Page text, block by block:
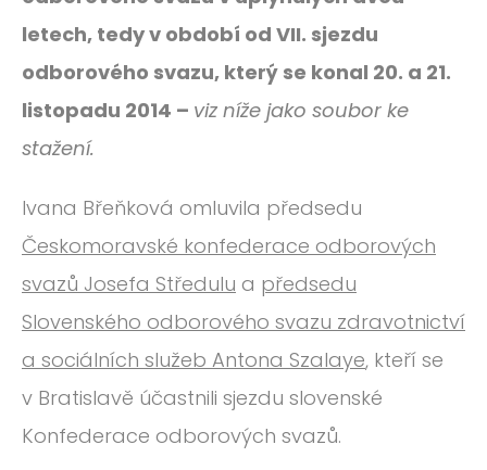
letech, tedy v období od VII. sjezdu
odborového svazu, který se konal 20. a 21.
listopadu 2014 – viz níže jako soubor ke
stažení.
Ivana Břeňková omluvila předsedu
Českomoravské konfederace odborových
svazů Josefa Středulu a předsedu
Slovenského odborového svazu zdravotnictví
a sociálních služeb Antona Szalaye, kteří se
v Bratislavě účastnili sjezdu slovenské
Konfederace odborových svazů.
ROČNÍK 2010